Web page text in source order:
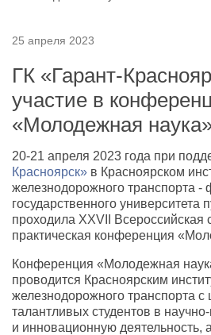
25 апреля 2023
ГК «Гарант-
участие в
«Молодежная
20-21 апреля 2023 года при
Красноярск» в Красноярском
железнодорожного транспорта -
государственного университета
проходила XXVII Всероссийская
практическая конференция «
Конференция «Молодежная
проводится Красноярским
железнодорожного транспорта с
талантливых студентов в
и инновационную деятельность,